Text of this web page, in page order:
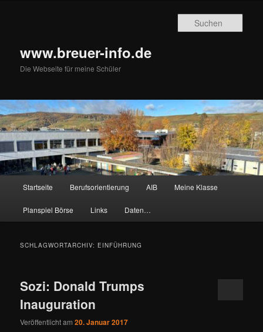
www.breuer-info.de
Die Webseite für meine Schüler
Startseite Berufsorientierung AIB Meine Klasse
Planspiel Börse Links Daten…
SCHLAGWORTARCHIV: EINFÜHRUNG
Sozi: Donald Trumps
Inauguration
Veröffentlicht am20. Januar 2017